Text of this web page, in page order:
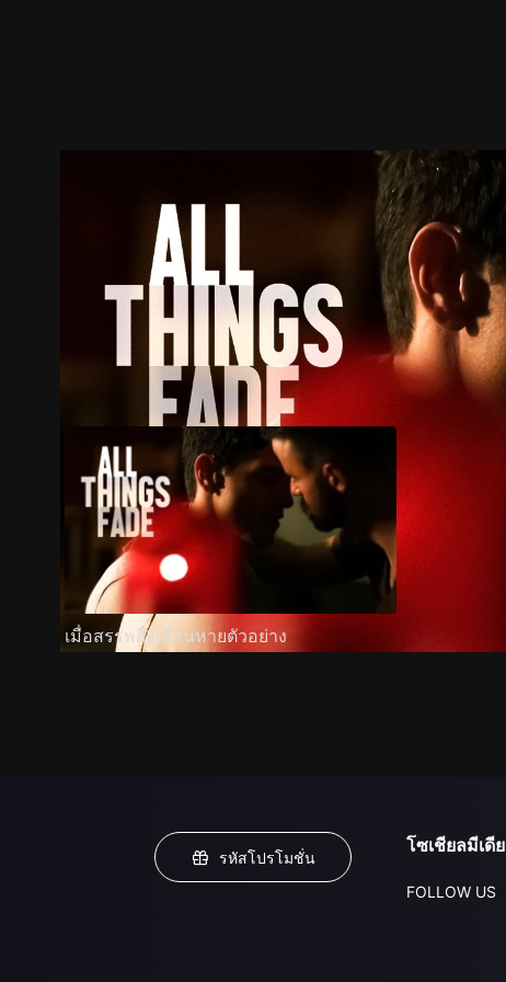
ตัวอย่าง ภาพนิ่ง เนื้อหาที่แนะนำ รายละเอียด
เมื่อสรรพสิ่งเลือนหายตัวอย่าง
รหัสโปรโมชั่น
โซเชียลมีเดีย
FOLLOW US